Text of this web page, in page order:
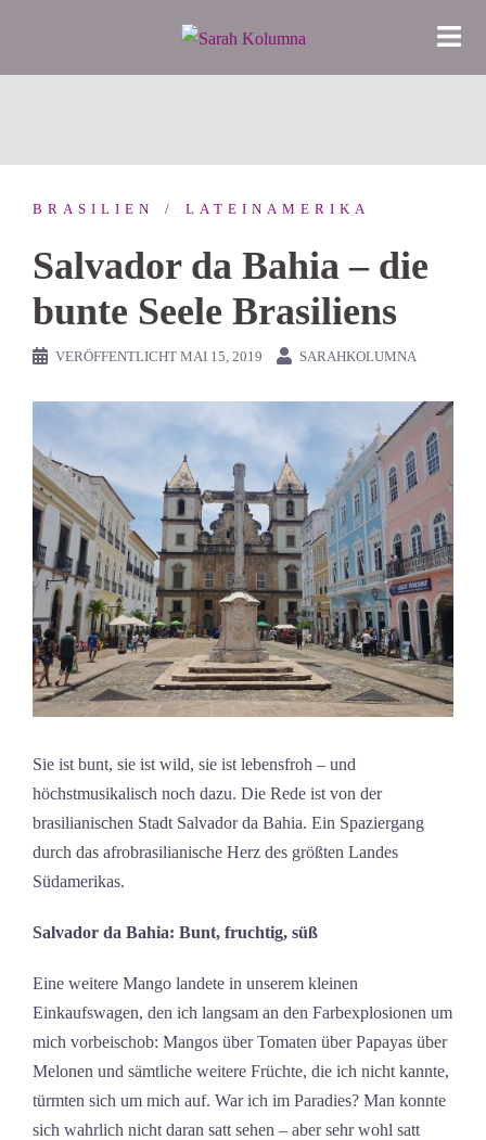
springen
BRASILIEN LATEINAMERIKA
Salvador da Bahia – die
bunte Seele Brasiliens
VERÖFFENTLICHT MAI 15, 2019 SARAHKOLUMNA
Sie ist bunt, sie ist wild, sie ist lebensfroh – und
höchstmusikalisch noch dazu. Die Rede ist von der
brasilianischen Stadt Salvador da Bahia. Ein Spaziergang
durch das afrobrasilianische Herz des größten Landes
Südamerikas.
Salvador da Bahia: Bunt, fruchtig, süß
Eine weitere Mango landete in unserem kleinen
Einkaufswagen, den ich langsam an den Farbexplosionen um
mich vorbeischob: Mangos über Tomaten über Papayas über
Melonen und sämtliche weitere Früchte, die ich nicht kannte,
türmten sich um mich auf. War ich im Paradies? Man konnte
sich wahrlich nicht daran satt sehen – aber sehr wohl satt